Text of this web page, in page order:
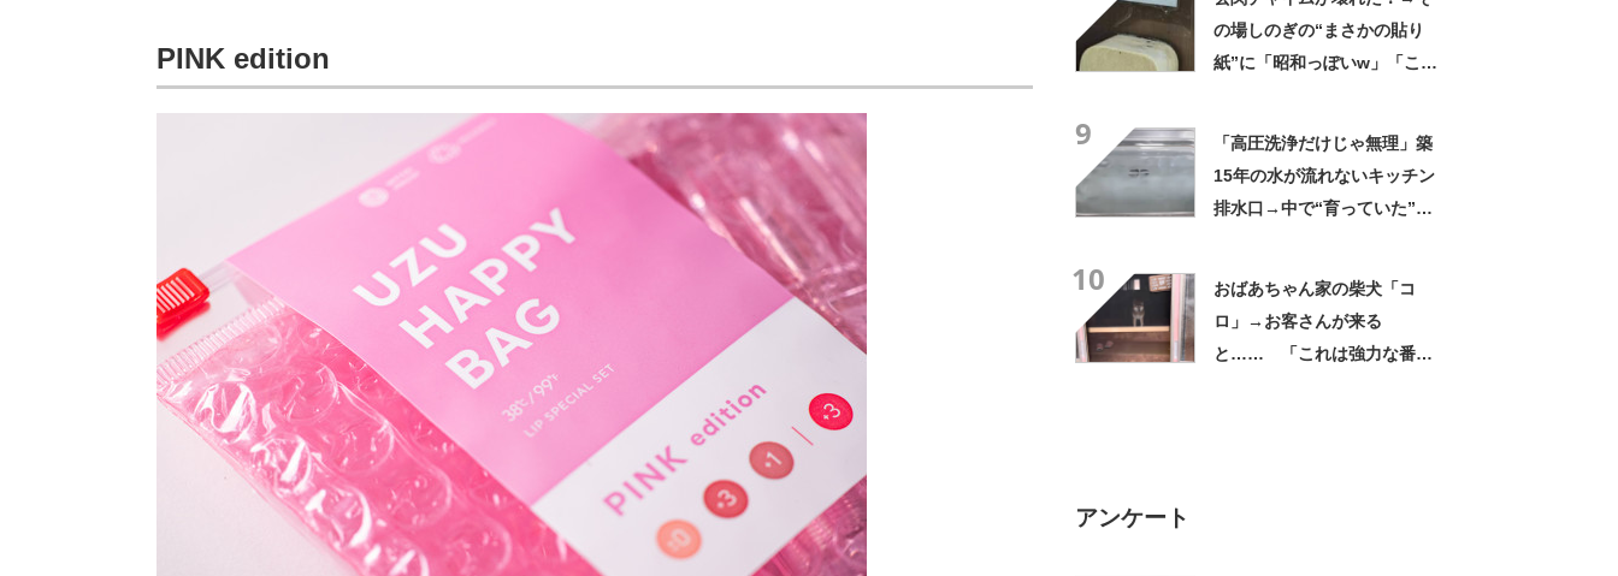
PINK edition
の場しのぎの“まさかの貼り
紙”に「昭和っぽいw」「こん
9
「高圧洗浄だけじゃ無理」築
15年の水が流れないキッチン
排水口→中で“育っていた”の
10
おばあちゃん家の柴犬「コ
ロ」→お客さんが来る
と…… 「これは強力な番犬
アンケート